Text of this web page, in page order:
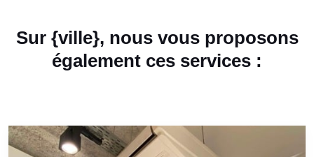
Sur {ville}, nous vous proposons
également ces services :